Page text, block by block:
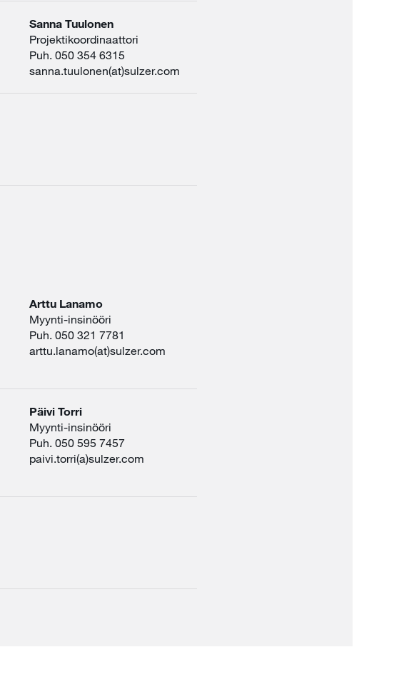
Sanna Tuulonen
Projektikoordinaattori
Puh. 050 354 6315
sanna.tuulonen(at)sulzer.com
Arttu Lanamo
Myynti-insinööri
Puh. 050 321 7781
arttu.lanamo(at)sulzer.com
Päivi Torri
Myynti-insinööri
Puh. 050 595 7457
paivi.torri(a)sulzer.com